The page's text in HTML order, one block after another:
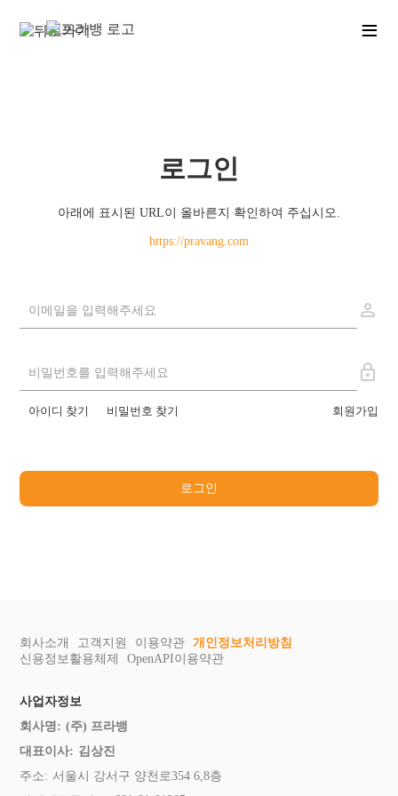
≡
로그인
아래에 표시된 URL이 올바른지 확인하여 주십시오.
https://pravang.com
아이디 찾기 비밀번호 찾기 회원가입
로그인
회사소개 고객지원 이용약관
개인정보처리방침
신용정보활용체제
OpenAPI이용약관
사업자정보
회사명: (주) 프라뱅
대표이사: 김상진
주소: 서울시 강서구 양천로354 6,8층